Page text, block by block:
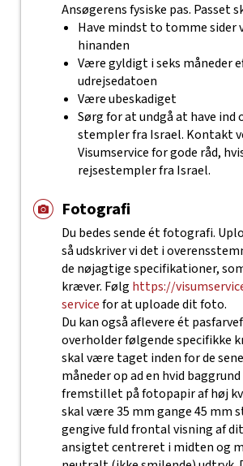
Ansøgerens fysiske pas. Passet
Have mindst to tomme sider
hinanden
Være gyldigt i seks måneder
udrejsedatoen
Være ubeskadiget
Sørg for at undgå at have ind
stempler fra Israel. Kontakt
Visumservice for gode råd,
rejsestempler fra Israel.
Fotografi
Du bedes sende ét fotografi.
så udskriver vi det i
de nøjagtige specifikationer,
kræver. Følg https://
servicefor at uploade dit foto.
Du kan også aflevere ét
overholder følgende specifikke
skal være taget inden for de
måneder op ad en hvid
fremstillet på fotopapir af høj
skal være 35 mm gange 45 mm
gengive fuld frontal visning af
ansigtet centreret i midten og